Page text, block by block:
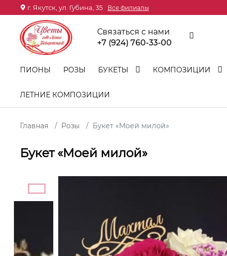
г. Якутск, ул. Губина, 35 Все филиалы
Связаться с нами
+7 (924) 760-33-00
ПИОНЫ РОЗЫ БУКЕТЫ КОМПОЗИЦИИ
ЛЕТНИЕ КОМПОЗИЦИИ
Главная Розы Букет «Моей милой»
Букет «Моей милой»